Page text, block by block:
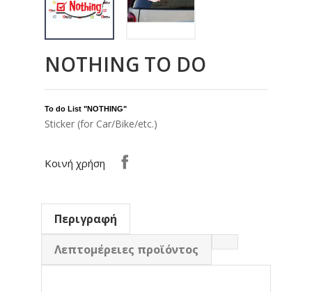
NOTHING TO DO
To do List "NOTHING"
Sticker (for Car/Bike/etc.)
Κοινή χρήση
Περιγραφή
Λεπτομέρειες προϊόντος